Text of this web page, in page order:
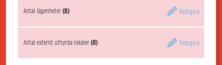
Antal lägenheter(8) Redigera
Antal externt uthyrda lokaler(0) Redigera